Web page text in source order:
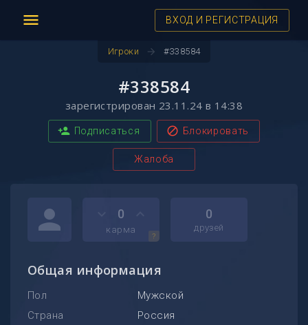
menu ВХОД И РЕГИСТРАЦИЯ
Игроки arrow_forward #338584
#338584
зарегистрирован 23.11.24 в 14:38
person_add Подписаться block Блокировать
Жалоба
person
?
0
карма
0
друзей
Общая информация
Пол
Мужской
Страна
Россия